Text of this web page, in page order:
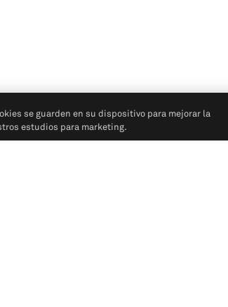
se guarden en su dispositivo para mejorar la
estudios para marketing.